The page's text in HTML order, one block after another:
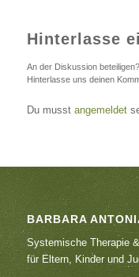
Hinterlasse
An der Diskussion beteiligen?
Hinterlasse uns deinen
Du musst angemeldet
BARBARA
Systemische Therapie
für Eltern, Kinder und